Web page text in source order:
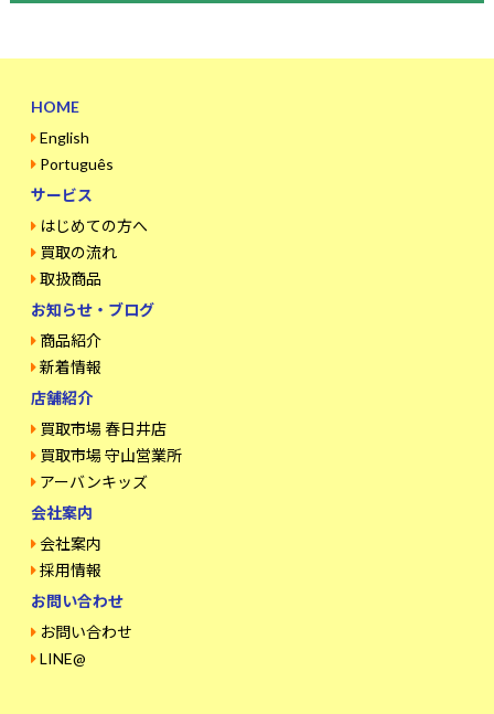
HOME
English
Português
サービス
はじめての方へ
買取の流れ
取扱商品
お知らせ・ブログ
商品紹介
新着情報
店舗紹介
買取市場 春日井店
買取市場 守山営業所
アーバンキッズ
会社案内
会社案内
採用情報
お問い合わせ
お問い合わせ
LINE@